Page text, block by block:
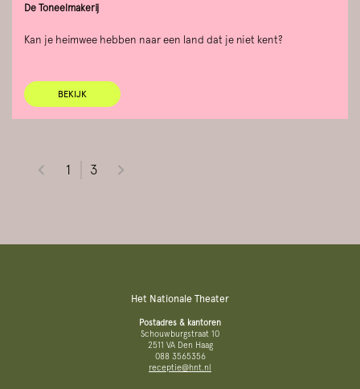
De Toneelmakerij
Kan je heimwee hebben naar een land dat je niet kent?
BEKIJK
1 3
Het Nationale Theater
Postadres & kantoren
Schouwburgstraat 10
2511 VA Den Haag
088 3565356
receptie@hnt.nl